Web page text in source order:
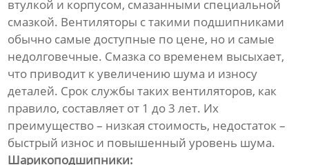
втулкой и корпусом, смазанными специальной
смазкой. Вентиляторы с такими подшипниками
обычно самые доступные по цене, но и самые
недолговечные. Смазка со временем высыхает,
что приводит к увеличению шума и износу
деталей. Срок службы таких вентиляторов, как
правило, составляет от 1 до 3 лет. Их
преимущество – низкая стоимость, недостаток –
быстрый износ и повышенный уровень шума.
Шарикоподшипники: